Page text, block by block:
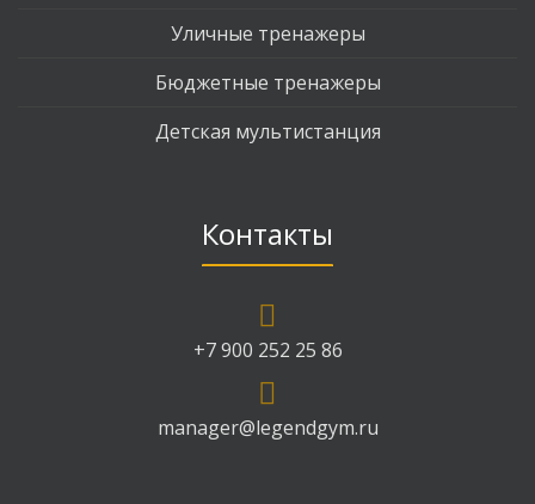
Уличные тренажеры
Бюджетные тренажеры
Детская мультистанция
Контакты
+7 900 252 25 86
manager@legendgym.ru